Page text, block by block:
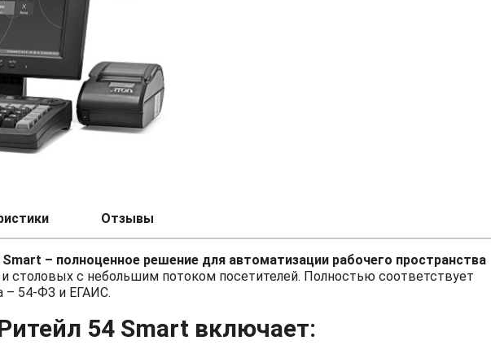
Отзывы
Smart – полноценное решение для автоматизации рабочего пространства
столовых с небольшим потоком посетителей. Полностью соответствует
– 54-ФЗ и ЕГАИС.
54 Smart включает: